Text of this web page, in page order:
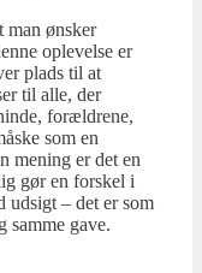
man ønsker
oplevelse er
plads til at
til alle, der
forældrene,
som en
mening er det en
gør en forskel i
udsigt – det er som
samme gave.